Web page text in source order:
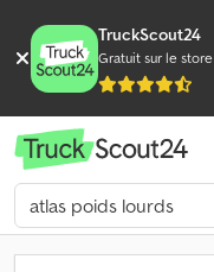
TruckScout24
Gratuit sur le store